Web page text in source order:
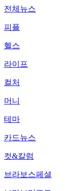
전체뉴스
피플
헬스
라이프
컬처
머니
테마
카드뉴스
컷&칼럼
브라보스페셜